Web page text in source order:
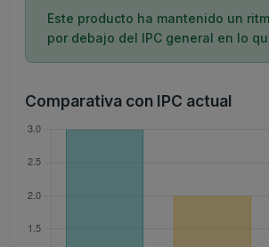
Este producto ha mantenido un
por debajo del IPC general en lo
Comparativa con IPC actual